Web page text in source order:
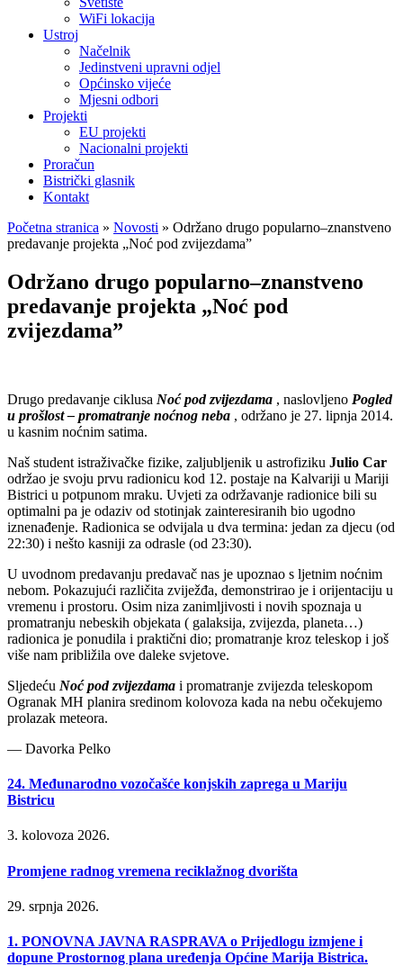
WiFi lokacija
Ustroj
Načelnik
Jedinstveni upravni odjel
Općinsko vijeće
Mjesni odbori
Projekti
EU projekti
Nacionalni projekti
Proračun
Bistrički glasnik
Kontakt
Početna stranica » Novosti » Održano drugo popularno–znanstveno
predavanje projekta „Noć pod zvijezdama”
Održano drugo popularno–znanstveno
predavanje projekta „Noć pod
zvijezdama”
Drugo predavanje ciklusa Noć pod zvijezdama , naslovljeno Pogled
u prošlost – promatranje noćnog neba , održano je 27. lipnja 2014.
u kasnim noćnim satima.
Naš student istraživačke fizike, zaljubljenik u astrofiziku Julio Car
održao je svoju prvu radionicu kod 12. postaje na Kalvariji u Mariji
Bistrici u potpunom mraku. Uvjeti za održavanje radionice bili su
optimalni pa je odaziv od stotinjak zainteresiranih bio ugodno
iznenađenje. Radionica se odvijala u dva termina: jedan za djecu (od
22:30) i nešto kasniji za odrasle (od 23:30).
U uvodnom predavanju predavač nas je upoznao s ljetnim noćnim
nebom. Pokazujući različita zviježđa, demonstrirao je i orijentaciju u
vremenu i prostoru. Osim niza zanimljivosti i novih spoznaja u
promatranju nebeskih objekata ( galaksija, zvijezda, planeta…)
radionica je ponudila i praktični dio; promatranje kroz teleskop i još
više nam približila ove daleke svjetove.
Sljedeću Noć pod zvijezdama i promatranje zvijezda teleskopom
Ogranak MH planira sredinom kolovoza kada na nebu očekujemo
prolazak meteora.
— Davorka Pelko
24. Međunarodno vozočašće konjskih zaprega u Mariju
Bistricu
3. kolovoza 2026.
Promjene radnog vremena reciklažnog dvorišta
29. srpnja 2026.
1. PONOVNA JAVNA RASPRAVA o Prijedlogu izmjene i
dopune Prostornog plana uređenja Općine Marija Bistrica.